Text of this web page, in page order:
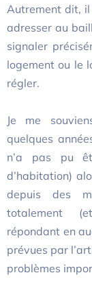
Autrement dit,
adresser au
signaler
logement ou le
régler.
Je me
quelques
n’a pas pu
d’habitation)
depuis des
totalement
répondant en
prévues par
problèmes